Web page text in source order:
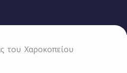
του Χαροκοπείου